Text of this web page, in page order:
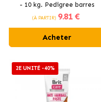
- 10 kg. Pedigree barres
dentaires.
(À PARTIR) 9.81 €
Acheter
2E UNITÉ -40%